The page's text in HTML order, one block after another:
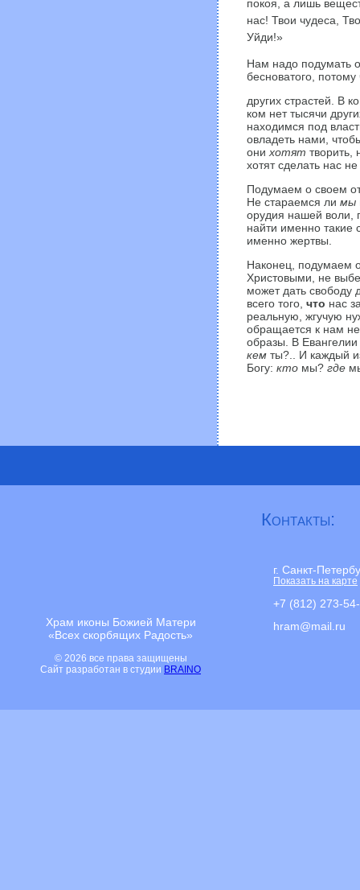
покоя, а лишь
нас! Твои чудеса,
Уйди!»
Нам надо подумать
бесноватого, потому
других страстей. В
ком нет тысячи
находимся под
овладеть нами,
они хотят творить,
хотят сделать нас
Подумаем о своем
Не стараемся ли мы
орудия нашей воли,
найти именно такие
именно жертвы.
Наконец, подумаем
Христовыми, не
может дать свободу
всего того, что нас
реальную, жгучую
обращается к нам не
образы. В
кемты?.. И каждый
Богу: ктомы? где
Храм иконы Божией Матери
«Всех скорбящих Радость»
© 2026 все права защищены
Сайт разработан в студии BRAINO
Контакты:
г. Санкт-
Показать на карте
+7 (812) 273-
hram@mail.ru